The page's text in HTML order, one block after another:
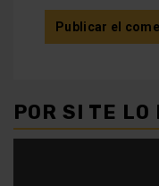
POR SI TE